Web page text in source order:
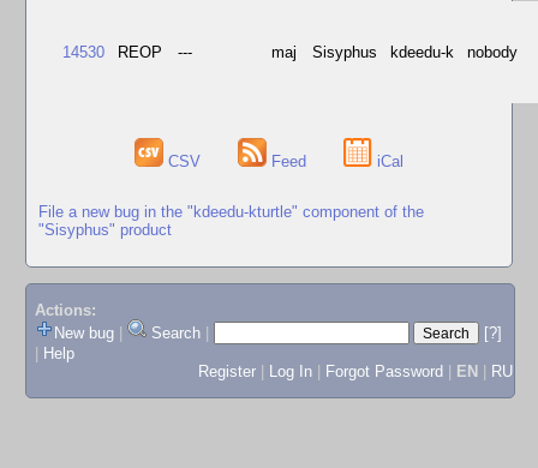
14530 REOP --- maj Sisyphus kdeedu-k nobody
CSV Feed iCal
File a new bug in the "kdeedu-kturtle" component of the
"Sisyphus" product
Actions:
New bug
Search
[?]
Help
Register
Log In Forgot Password EN RU